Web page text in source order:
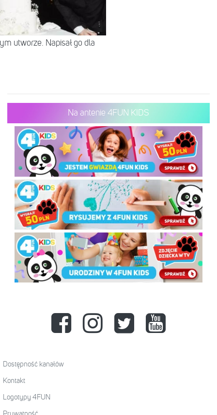
utworze. Napisał go dla
Na antenie 4FUN KIDS
Dostępność kanałów
Kontakt
Logotypy 4FUN